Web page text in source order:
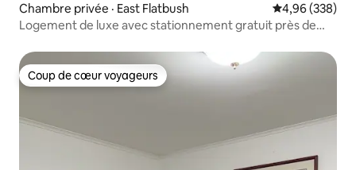
Chambre privée · East Flatbush Note
4,96 (338)
Logement de luxe avec stationnement gratuit près de
Coup de cœur voyageurs
Coup de cœur voyageurs